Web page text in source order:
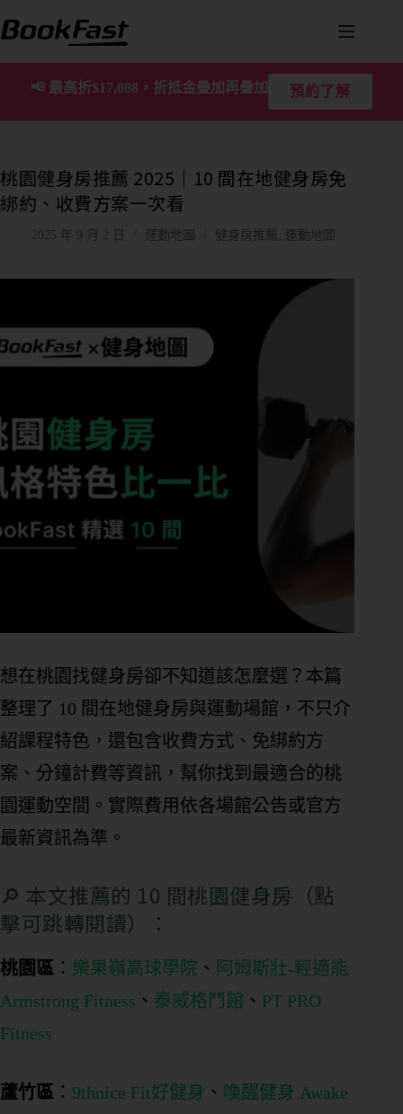
📢 最高折$17,088，折抵金疊加再疊加 預約了解
桃園健身房推薦 2025｜10 間在地健身房免
綁約、收費方案一次看
2025 年 9 月 2 日 運動地圖 健身房推薦 , 運動地圖
想在桃園找健身房卻不知道該怎麼選？本篇
整理了 10 間在地健身房與運動場館，不只介
紹課程特色，還包含收費方式、免綁約方
案、分鐘計費等資訊，幫你找到最適合的桃
園運動空間。實際費用依各場館公告或官方
最新資訊為準。
🔎 本文推薦的 10 間桃園健身房（點
擊可跳轉閱讀）：
桃園區 ： 樂果嶺高球學院 、 阿姆斯壯-輕適能
Armstrong Fitness 、 泰威格鬥館 、 PT PRO
Fitness
蘆竹區 ： 9thnice Fit好健身 、 喚醒健身 Awake